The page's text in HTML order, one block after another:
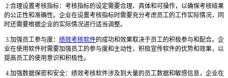
2.合理设置考核指标：考核指标的设定需要合理、具体和可操作，以确保考核结果
的公正性和准确性。企业在设置考核指标时需要充分考虑员工的工作实际情况，同
时还需要根据企业的实际情况进行适当调整。
3.加强员工参与度： 绩效考核软件的成功和效果取决于员工的积极参与和配合。企
业在使用软件时需要加强员工的参与度和主动性，积极宣传软件的优势和效果，以
提高员工的使用意识和积极性。
4.加强数据保密和安全：绩效考核软件涉及到大量的员工数据和敏感信息，企业在